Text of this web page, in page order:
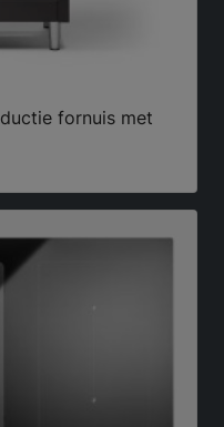
fornuis met